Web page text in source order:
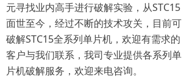
元寻找业内高手进行破解实验，从STC15
面世至今，经过不断的技术攻关，目前可
破解STC15全系列单片机，欢迎有需求的
客户与我们联系，我司专业提供各系列单
片机破解服务，欢迎来电咨询。